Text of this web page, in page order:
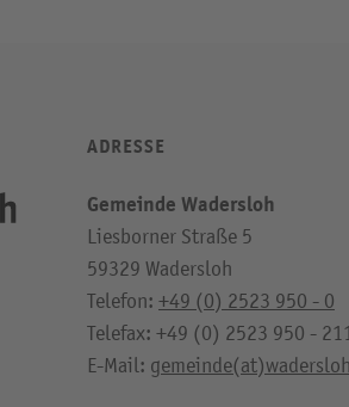
ADRESSE
Gemeinde Wadersloh
Liesborner Straße 5
59329 Wadersloh
Telefon: +49 (0) 2523 950 - 0
Telefax: +49 (0) 2523 950 -
E-Mail: